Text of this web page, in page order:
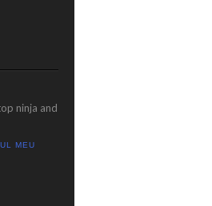
ninja and
MEU